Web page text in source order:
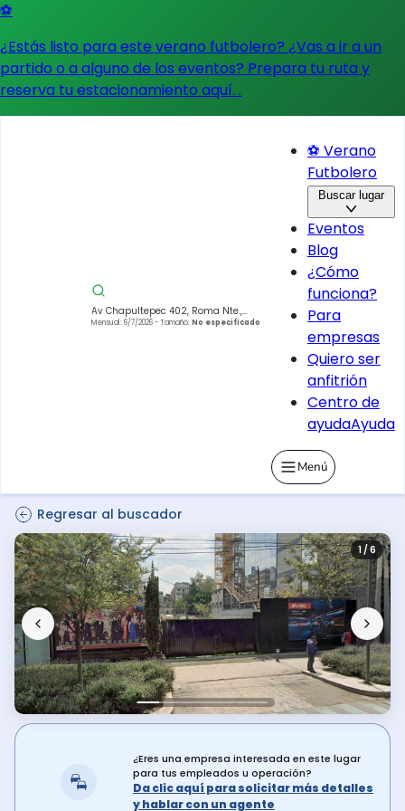
⚽
¿Estás listo para este verano futbolero? ¿Vas a ir a un
partido o a alguno de los eventos? Prepara tu ruta y
reserva tu estacionamiento aquí. .
Av Chapultepec 402, Roma Nte.,
Cuauhtémoc, 06700 Ciudad de
Mensual: 6/7/2026- Tamaño: No especificado
⚽ Verano
Futbolero
Buscar lugar
Eventos
Blog
¿Cómo
funciona?
Para
empresas
Quiero ser
anfitrión
Centro de
ayudaAyuda
Menú
Regresar al buscador
1 / 6
¿Eres una empresa interesada en este lugar
para tus empleados u operación?
Da clic aquí para solicitar más detalles
y hablar con un agente